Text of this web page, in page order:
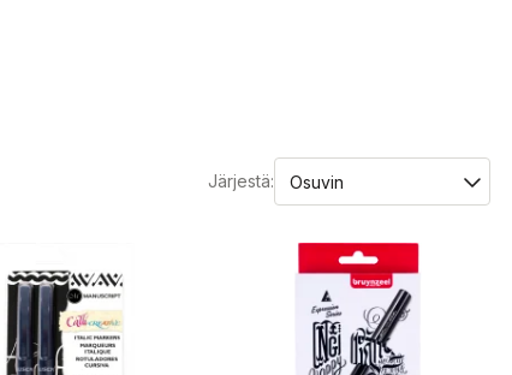
Järjestä: